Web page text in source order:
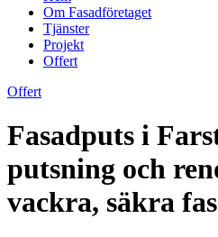
Om Fasadföretaget
Tjänster
Projekt
Offert
Offert
Fasadputs i
putsning och
vackra, säkra